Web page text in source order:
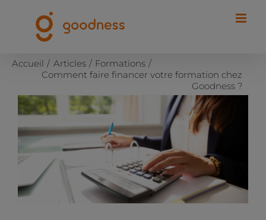
contenu
Accueil Articles
Formations
Comment faire financer votre formation chez
Goodness ?
Voir
l'image
agrandie